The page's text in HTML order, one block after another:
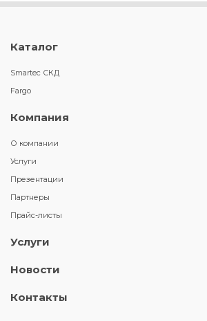
Каталог
Smartec СКД
Fargo
Компания
О компании
Услуги
Презентации
Партнеры
Прайс-листы
Услуги
Новости
Контакты